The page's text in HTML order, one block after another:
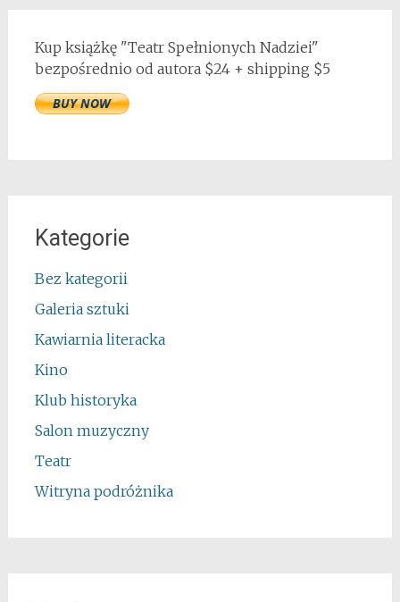
Kup książkę "Teatr Spełnionych Nadziei"
bezpośrednio od autora $24 + shipping $5
Kategorie
Bez kategorii
Galeria sztuki
Kawiarnia literacka
Kino
Klub historyka
Salon muzyczny
Teatr
Witryna podróżnika